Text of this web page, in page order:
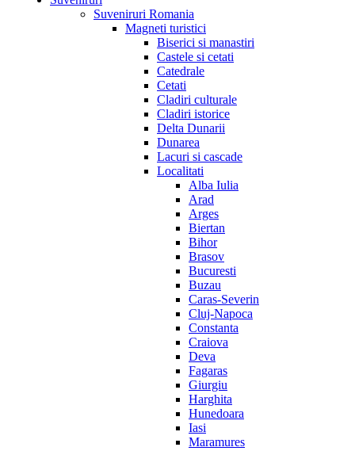
Suveniruri Romania
Magneti turistici
Biserici si manastiri
Castele si cetati
Catedrale
Cetati
Cladiri culturale
Cladiri istorice
Delta Dunarii
Dunarea
Lacuri si cascade
Localitati
Alba Iulia
Arad
Arges
Biertan
Bihor
Brasov
Bucuresti
Buzau
Caras-Severin
Cluj-Napoca
Constanta
Craiova
Deva
Fagaras
Giurgiu
Harghita
Hunedoara
Iasi
Maramures